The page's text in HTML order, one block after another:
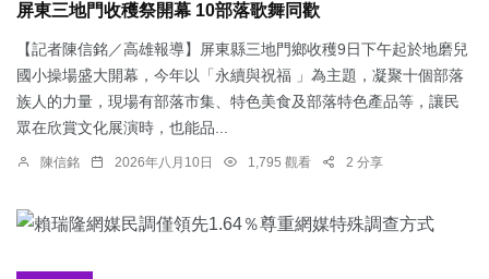
屏東三地門收穫祭開幕 10部落歌舞同歡
【記者陳信銘／高雄報導】屏東縣三地門鄉收穫9日下午起於地磨兒
國小操場盛大開幕，今年以「永續與祝福 」為主題，凝聚十個部落
族人的力量，現場有部落市集、特色美食及部落特色產品等，讓民
眾在欣賞文化展演時，也能品...
陳信銘 2026年八月10日 1,795 觀看 2 分享